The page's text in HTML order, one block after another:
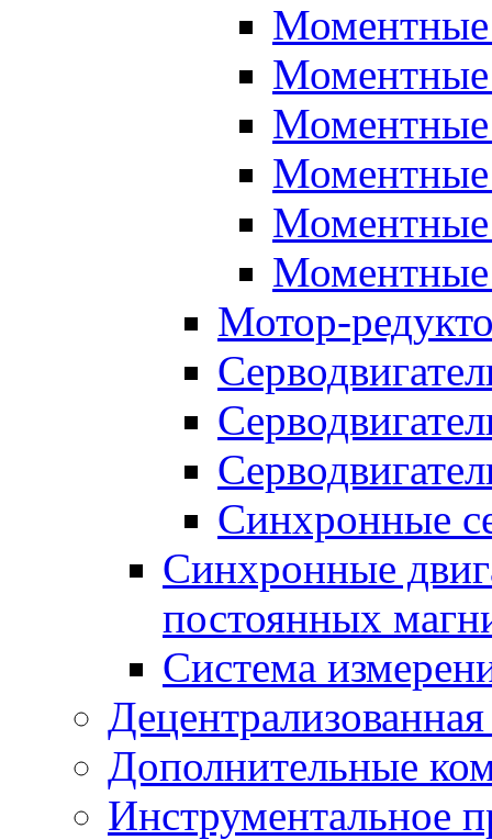
Моментные
Моментные
Моментные
Моментные
Моментные
Моментные
Мотор-
Синхронные
Синхронные
постоянных
Система
Дополнительные
Инструментальное